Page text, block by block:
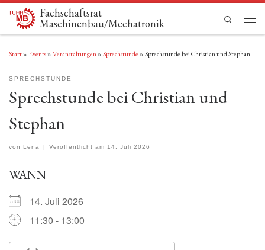
Zum Inhalt springen
Fachschaftsrat
Maschinenbau/Mechatronik
Search
Start» Events» Veranstaltungen » Sprechstunde » Sprechstunde bei Christian und Stephan
SPRECHSTUNDE
Sprechstunde bei Christian und
Stephan
von Lena Veröffentlicht am14. Juli 2026
WANN
14. Juli 2026
11:30 - 13:00